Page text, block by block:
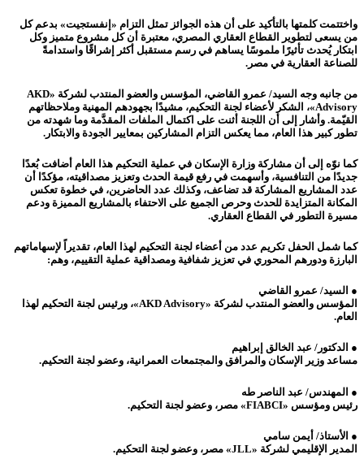
واختتمت كلمتها بالتأكيد على أن هذه الجوائز تمثل التزام «إنفستجيت» بدعم كل
من يسعى لتطوير القطاع العقاري المصري، معتبرة أن كل مشروع متميز وكل
ابتكار يُحدث تأثيرًا ملموسًا يساهم في رسم مستقبل أكثر إشراقًا واستدامةً
للصناعة العقارية في مصر.
من جانبه وجه السيد/ عمرو القاضي، المؤسس والعضو المنتدب لشركة «AKD
Advisory»، الشكر لأعضاء لجنة التحكيم، مشيدًا بجهودهم المهنية وملاحظاتهم
القيّمة. وأشار إلى أن اللجنة أثنت على اكتمال الملفات المقدَّمة وما شهدته من
تطور كبير هذا العام، مما يعكس التزام المشاركين بمعايير الجودة والابتكار.
كما نوّه إلى أن مشاركة وزارة الإسكان في عملية التحكيم هذا العام أضافت بُعدًا
جديدًا من التنافسية، وأسهمت في رفع قيمة الحدث وتعزيز مصداقيته، مؤكدًا أن
عدد المشاريع المشاركة قد تضاعف، وكذلك عدد الحاضرين، في خطوة تعكس
المكانة المتزايدة للحدث وحرص الجميع على الاحتفاء بالمشاريع المميزة ودعم
مسيرة التطور في القطاع العقاري.
كما شمل الحفل تكريم عدد من أعضاء لجنة التحكيم لهذا العام، تقديراً لإسهاماتهم
البارزة ودورهم المحوري في تعزيز شفافية ومصداقية عملية التقييم، وهم:
● السيد/ عمرو القاضي
المؤسس والعضو المنتدب لشركة «AKD Advisory»، ورئيس لجنة التحكيم لهذا
العام.
● الدكتور/ عبد الخالق إبراهيم
مساعد وزير الإسكان والمرافق والمجتمعات العمرانية، وعضو لجنة التحكيم.
● المهندس/ عبد الناصر طه
رئيس ومؤسس «FIABCI» مصر، وعضو لجنة التحكيم.
● الأستاذ/ أيمن سامي
المدير الإقليمي لشركة «JLL» مصر، وعضو لجنة التحكيم.